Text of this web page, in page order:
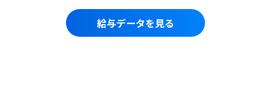
給与データを見る